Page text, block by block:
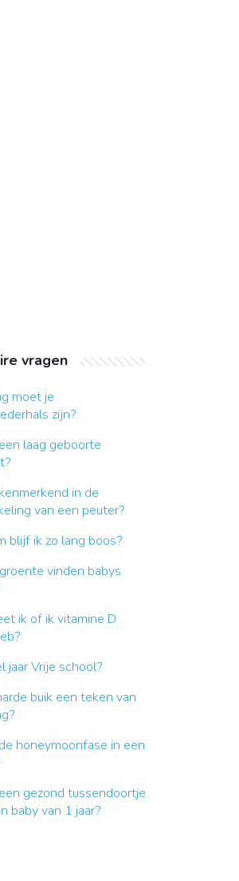
vragen
moet je
zijn?
laag geboorte
in de
van een peuter?
blijf ik zo lang boos?
vinden babys
ik of ik vitamine D
jaar Vrije school?
buik een teken van
honeymoonfase in een
gezond tussendoortje
baby van 1 jaar?